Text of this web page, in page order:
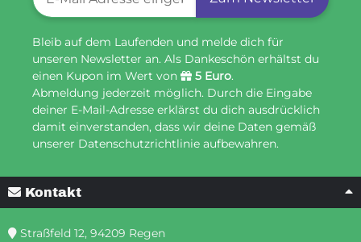
Bleib auf dem Laufenden und melde dich für
unseren Newsletter an. Als Dankeschön erhältst du
einen Kupon im Wert von
5 Euro.
Abmeldung jederzeit möglich. Durch die Eingabe
deiner E-Mail-Adresse erklärst du dich ausdrücklich
damit einverstanden, dass wir deine Daten gemäß
unserer Datenschutzrichtlinie aufbewahren.
Kontakt
Straßfeld 12, 94209 Regen